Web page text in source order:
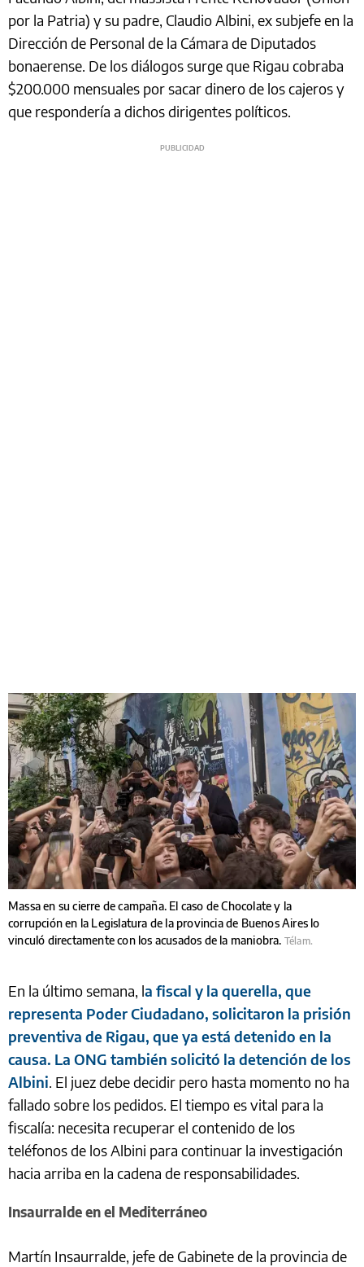
por la Patria) y su padre, Claudio Albini, ex subjefe en la
Dirección de Personal de la Cámara de Diputados
bonaerense. De los diálogos surge que Rigau cobraba
$200.000 mensuales por sacar dinero de los cajeros y
que respondería a dichos dirigentes políticos.
Massa en su cierre de campaña. El caso de Chocolate y la
corrupción en la Legislatura de la provincia de Buenos Aires lo
vinculó directamente con los acusados de la maniobra. Télam.
En la último semana, la fiscal y la querella, que
representa Poder Ciudadano, solicitaron la prisión
preventiva de Rigau, que ya está detenido en la
causa. La ONG también solicitó la detención de los
Albini. El juez debe decidir pero hasta momento no ha
fallado sobre los pedidos. El tiempo es vital para la
fiscalía: necesita recuperar el contenido de los
teléfonos de los Albini para continuar la investigación
hacia arriba en la cadena de responsabilidades.
Insaurralde en el Mediterráneo
Martín Insaurralde, jefe de Gabinete de la provincia de